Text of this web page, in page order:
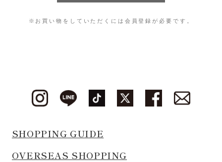
※お買い物をしていただくには会員登録が必要です。
SHOPPING GUIDE
OVERSEAS SHOPPING